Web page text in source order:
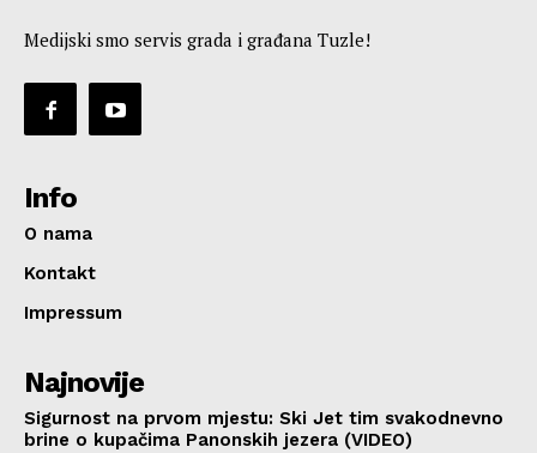
Medijski smo servis grada i građana Tuzle!
Info
O nama
Kontakt
Impressum
Najnovije
Sigurnost na prvom mjestu: Ski Jet tim svakodnevno
brine o kupačima Panonskih jezera (VIDEO)